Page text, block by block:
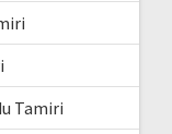
Tamiri